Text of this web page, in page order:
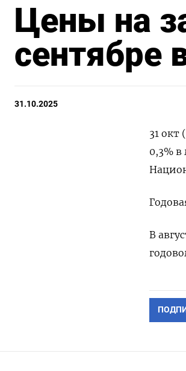
Цены на
сентябре
31.10.2025
31 окт
0,3%
В